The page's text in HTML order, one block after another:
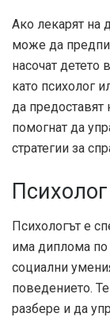
Ако лекарят на
може да
насочат детето
като психолог
да предоставят
помогнат да
стратегии за
Психолог
Психологът е
има диплома по
социални
поведението.
разбере и да